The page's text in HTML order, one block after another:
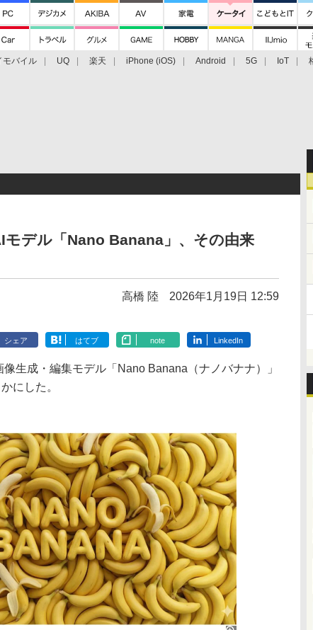
モバイル UQ 楽天 iPhone (iOS) Android 5G IoT
モデル「Nano Banana」、その由来
高橋 陸 2026年1月19日 12:59
シェア はてブ note LinkedIn
生成・編集モデル「Nano Banana（ナノバナナ）」
にした。